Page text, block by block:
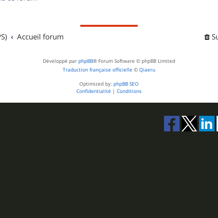
Accueil forum
Développé par phpBB® Forum Software © phpBB Limited
Traduction française officielle © Qiaeru
Optimized by: phpBB SEO
Confidentialité | Conditions